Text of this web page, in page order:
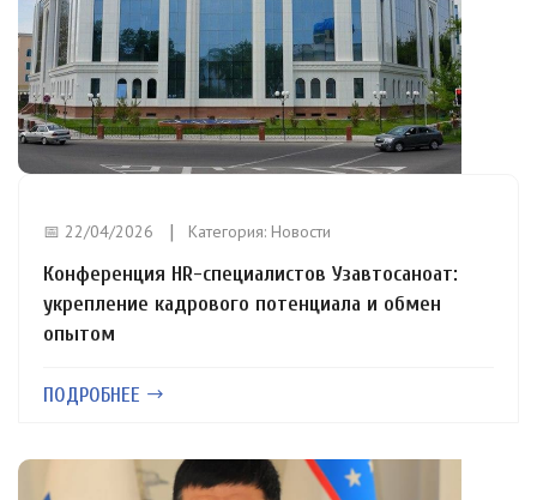
📅 22/04/2026 Категория: Новости
Конференция HR-специалистов Узавтосаноат:
укрепление кадрового потенциала и обмен
опытом
ПОДРОБНЕЕ